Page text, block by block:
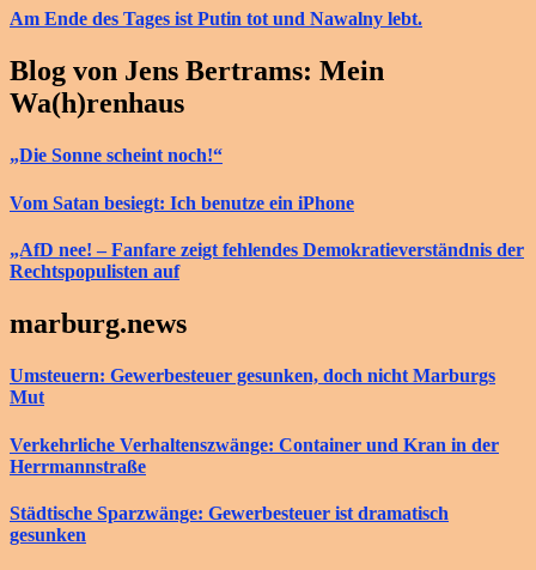
Am Ende des Tages ist Putin tot und Nawalny lebt.
Blog von Jens Bertrams: Mein
Wa(h)renhaus
„Die Sonne scheint noch!“
Vom Satan besiegt: Ich benutze ein iPhone
„AfD nee! – Fanfare zeigt fehlendes Demokratieverständnis der
Rechtspopulisten auf
marburg.news
Umsteuern: Gewerbesteuer gesunken, doch nicht Marburgs
Mut
Verkehrliche Verhaltenszwänge: Container und Kran in der
Herrmannstraße
Städtische Sparzwänge: Gewerbesteuer ist dramatisch
gesunken